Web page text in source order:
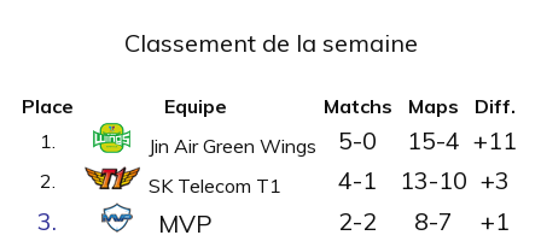
Classement de la semaine
Place Equipe Matchs Maps
Diff.
1.
Jin Air Green Wings 5-0 15-4 +11
2. SK Telecom T1 4-1 13-10 +3
3.
MVP 2-2 8-7
+1